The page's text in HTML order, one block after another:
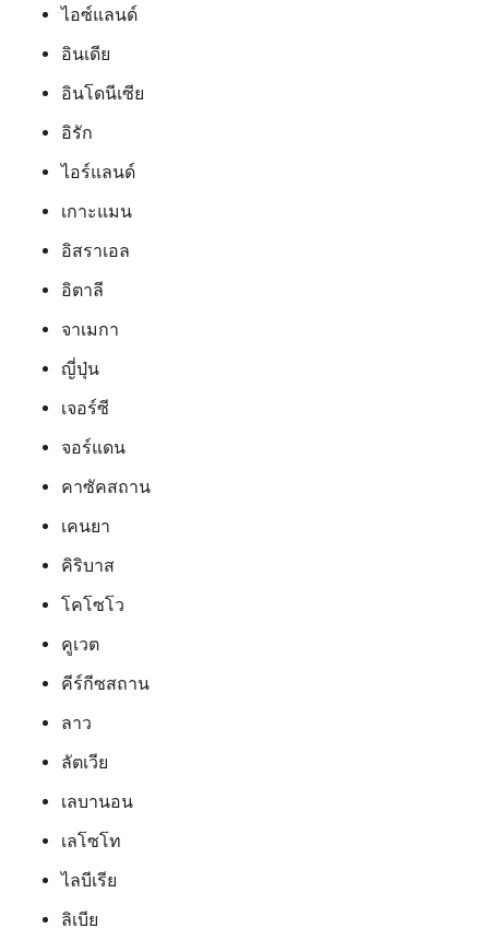
ไอซ์แลนด์
อินเดีย
อินโดนีเซีย
อิรัก
ไอร์แลนด์
เกาะแมน
อิสราเอล
อิตาลี
จาเมกา
ญี่ปุ่น
เจอร์ซี
จอร์แดน
คาซัคสถาน
เคนยา
คิริบาส
โคโซโว
คูเวต
คีร์กีซสถาน
ลาว
ลัตเวีย
เลบานอน
เลโซโท
ไลบีเรีย
ลิเบีย